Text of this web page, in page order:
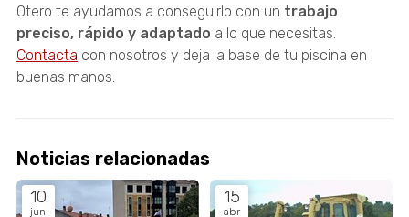
Otero te ayudamos a conseguirlo con un trabajo
preciso, rápido y adaptado a lo que necesitas.
Contacta con nosotros y deja la base de tu piscina en
buenas manos.
Noticias relacionadas
10
jun
15
abr